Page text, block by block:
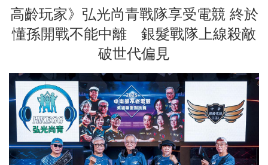
高齡玩家》弘光尚青戰隊享受電競 終於
懂孫開戰不能中離 銀髮戰隊上線殺敵
破世代偏見